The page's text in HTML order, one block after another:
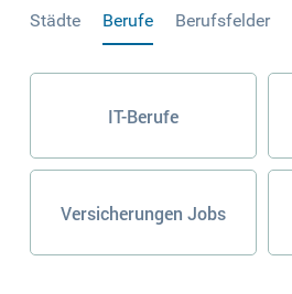
Städte Berufe Berufsfelder
IT-Berufe
Versicherungen Jobs